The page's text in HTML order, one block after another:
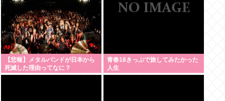
【悲報】メタルバンドが日本から
死滅した理由ってなに？
青春18きっぷで旅してみたかった
人生